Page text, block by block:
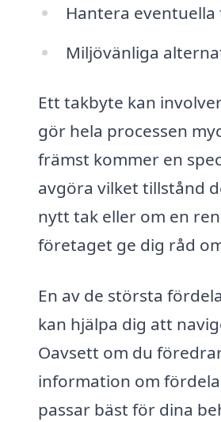
Hantera
Miljövänliga
Ett takbyte kan
gör hela processen
främst kommer en
avgöra vilket tillstånd
nytt tak eller om en
företaget ge dig råd
En av de största
kan hjälpa dig att
Oavsett om du
information om
passar bäst för dina